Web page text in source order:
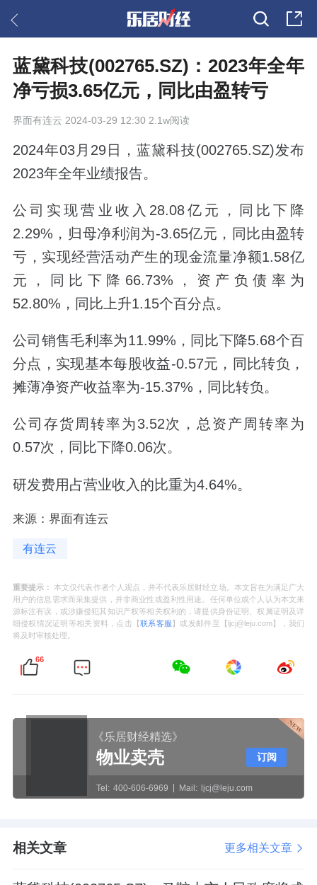
蓝黛科技(002765.SZ)：2023年全年
净亏损3.65亿元，同比由盈转亏
界面有连云 2024-03-29 12:30 2.1w阅读
2024年03月29日，蓝黛科技(002765.SZ)发布
2023年全年业绩报告。
公司实现营业收入28.08亿元，同比下降
2.29%，归母净利润为-3.65亿元，同比由盈转
亏，实现经营活动产生的现金流量净额1.58亿
元，同比下降66.73%，资产负债率为
52.80%，同比上升1.15个百分点。
公司销售毛利率为11.99%，同比下降5.68个百
分点，实现基本每股收益-0.57元，同比转负，
摊薄净资产收益率为-15.37%，同比转负。
公司存货周转率为3.52次，总资产周转率为
0.57次，同比下降0.06次。
研发费用占营业收入的比重为4.64%。
来源：界面有连云
有连云
重要提示： 本文仅代表作者个人观点，并不代表乐居财经立场。本文旨在为满足广大
用户的信息需求而采集提供，并非商业性或盈利性用途。任何单位或个人认为本文来
源标注有误，或涉嫌侵犯其知识产权等相关权利的，请提供身份证明、权属证明及详
细侵权情况证明等相关资料，点击【联系客服 】或发邮件至【ljcj@leju.com】，我们
将及时审核处理。
66
《乐居财经精选》
物业卖壳
Tel: 400-606-6969 Mail: ljcj@leju.com
订阅
相关文章 更多相关文章